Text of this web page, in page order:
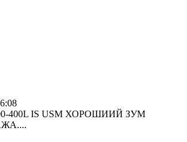
400L IS USM ХОРОШИИЙ ЗУМ